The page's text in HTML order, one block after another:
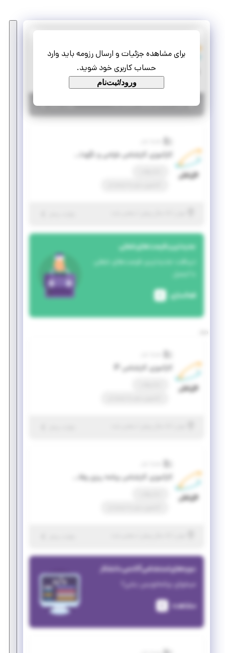
برای مشاهده جزئیات و ارسال رزومه باید وارد
حساب کاربری خود شوید.
ورود/ثبت‌نام
کارآموزی کارشناس ارتباطات کارکنان
پاره وقت کارآموزی منجر ‌به استخدام
تهران |۵ سال پیش | منقضی شده جزئیات بیشتر
جدیدترین فرصت‌های شغلی
دریافت جدیدترین فرصت‌های شغلی
با ایمیل
فعالسازی
کارآموزی کارشناس IP
دوره‌های استخدامی آکادمی دانشکار
میخوای برنامه‌نویس بشی؟
مشاهده